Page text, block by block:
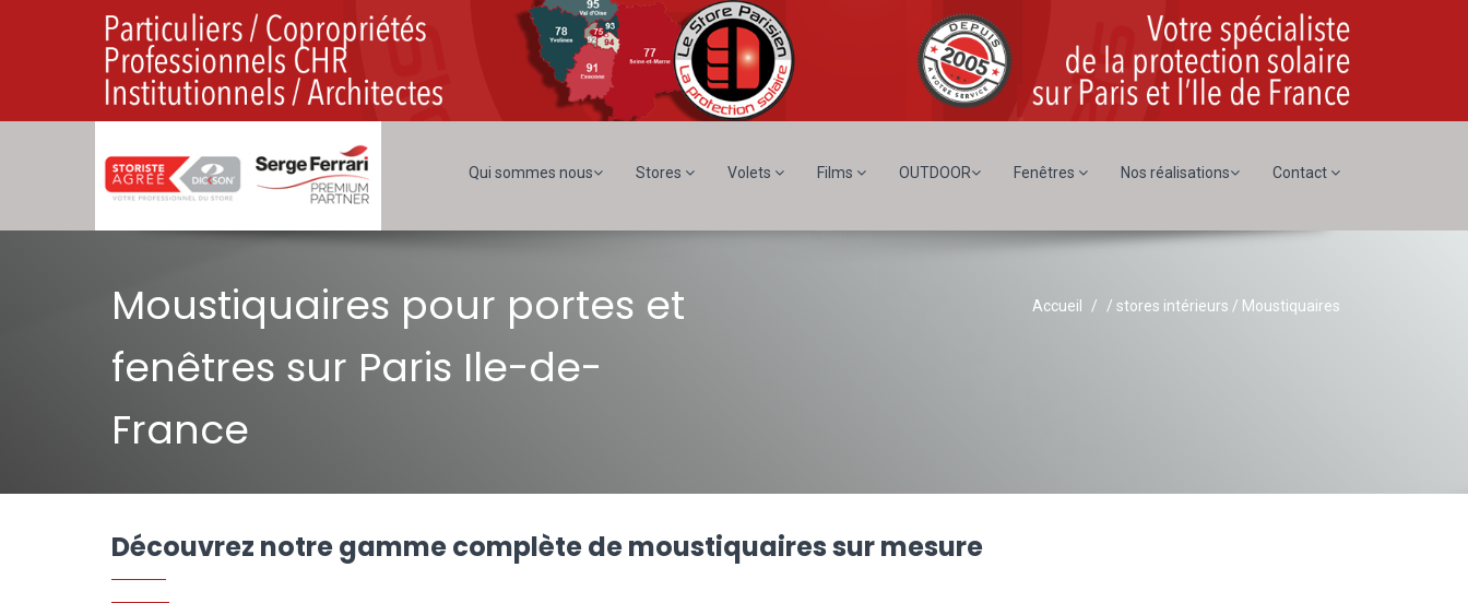
Qui sommes nous Stores Volets Films OUTDOOR Fenêtres Nos réalisations Contact
Moustiquaires pour portes et
fenêtres sur Paris Ile-de-
France
Accueil / stores intérieurs / Moustiquaires
Découvrez notre gamme complète de moustiquaires sur mesure